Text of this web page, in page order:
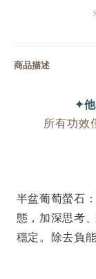
商品描述
✦
所有功效
半盆葡萄螢石：
態，加深思考
穩定。除去負